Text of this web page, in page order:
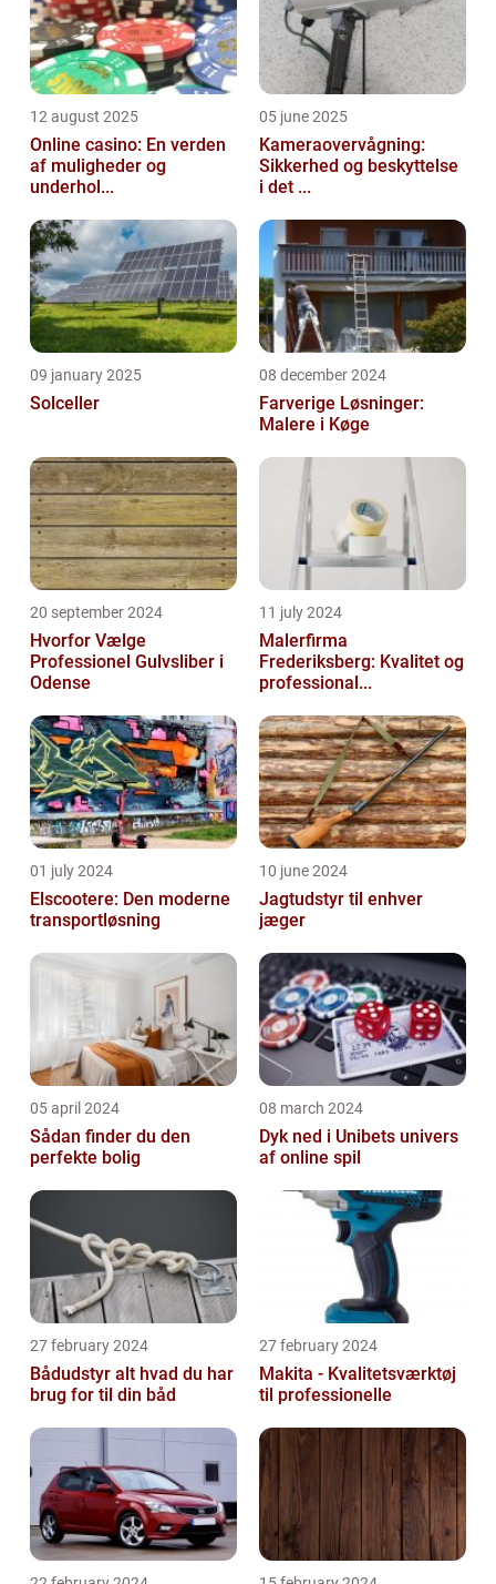
12 august 2025
Online casino: En verden
af muligheder og
underhol...
05 june 2025
Kameraovervågning:
Sikkerhed og beskyttelse
i det ...
09 january 2025
Solceller
08 december 2024
Farverige Løsninger:
Malere i Køge
20 september 2024
Hvorfor Vælge
Professionel Gulvsliber i
Odense
11 july 2024
Malerfirma
Frederiksberg: Kvalitet og
professional...
01 july 2024
Elscootere: Den moderne
transportløsning
10 june 2024
Jagtudstyr til enhver
jæger
05 april 2024
Sådan finder du den
perfekte bolig
08 march 2024
Dyk ned i Unibets univers
af online spil
27 february 2024
Bådudstyr alt hvad du har
brug for til din båd
27 february 2024
Makita - Kvalitetsværktøj
til professionelle